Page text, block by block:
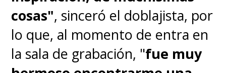
cosas", sinceró el doblajista, por
lo que, al momento de entra en
la sala de grabación, "fue muy